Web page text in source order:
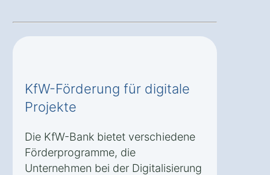
KfW-Förderung für digitale
Projekte
Die KfW-Bank bietet verschiedene
Förderprogramme, die
Unternehmen bei der Digitalisierung